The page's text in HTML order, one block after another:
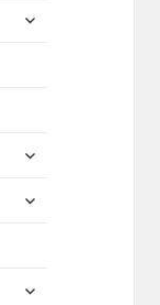
ouvrir
ouvrir
sous-
ouvrir
ouvrir